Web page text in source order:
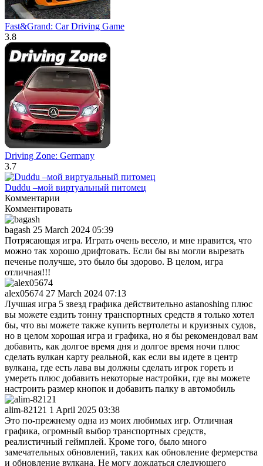
Fast&Grand: Car Driving Game
3.8
Driving Zone: Germany
3.7
Duddu –мой виртуальный питомец
Комментарии
Комментировать
bagash 25 March 2024 05:39
Потрясающая игра. Играть очень весело, и мне нравится, что
можно так хорошо дрифтовать. Если бы вы могли вырезать
печенье получше, это было бы здорово. В целом, игра
отличная!!!
alex05674 27 March 2024 07:13
Лучшая игра 5 звезд графика действительно astanoshing плюс
вы можете ездить тонну транспортных средств я только хотел
бы, что вы можете также купить вертолеты и круизных судов,
но в целом хорошая игра и графика, но я бы рекомендовал вам
добавить, как долгое время дня и долгое время ночи плюс
сделать вулкан карту реальной, как если вы идете в центр
вулкана, где есть лава вы должны сделать игрок гореть и
умереть плюс добавить некоторые настройки, где вы можете
настроить размер кнопок и добавить палку в автомобиль
alim-82121 1 April 2025 03:38
Это по-прежнему одна из моих любимых игр. Отличная
графика, огромный выбор транспортных средств,
реалистичный геймплей. Кроме того, было много
замечательных обновлений, таких как обновление фермерства
и обновление вулкана. Не могу дождаться следующего